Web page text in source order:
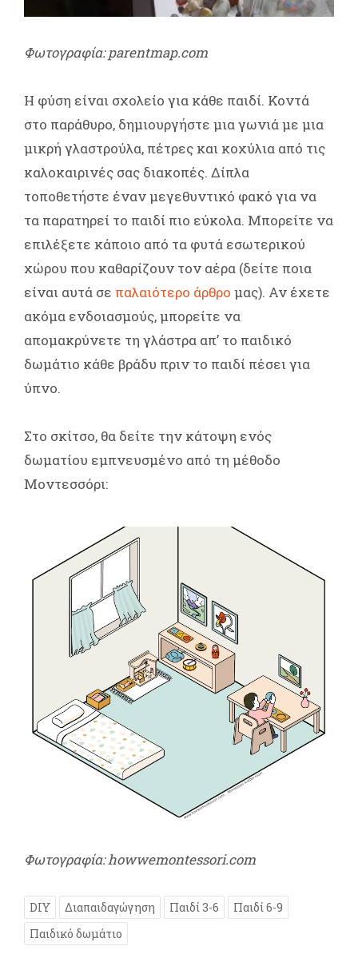
Φωτογραφία: parentmap.com
Η φύση είναι σχολείο για κάθε παιδί. Κοντά
στο παράθυρο, δημιουργήστε μια γωνιά με μια
μικρή γλαστρούλα, πέτρες και κοχύλια από τις
καλοκαιρινές σας διακοπές. Δίπλα
τοποθετήστε έναν μεγεθυντικό φακό για να
τα παρατηρεί το παιδί πιο εύκολα. Μπορείτε να
επιλέξετε κάποιο από τα φυτά εσωτερικού
χώρου που καθαρίζουν τον αέρα (δείτε ποια
είναι αυτά σε παλαιότερο άρθρο μας). Αν έχετε
ακόμα ενδοιασμούς, μπορείτε να
απομακρύνετε τη γλάστρα απ’ το παιδικό
δωμάτιο κάθε βράδυ πριν το παιδί πέσει για
ύπνο.
Στο σκίτσο, θα δείτε την κάτοψη ενός
δωματίου εμπνευσμένο από τη μέθοδο
Μοντεσσόρι:
Φωτογραφία: howwemontessori.com
DIY Διαπαιδαγώγηση Παιδί 3-6
Παιδί 6-9
Παιδικό δωμάτιο